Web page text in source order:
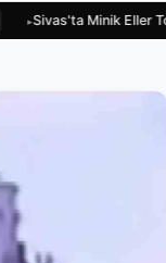
Sivas'ta Minik Eller